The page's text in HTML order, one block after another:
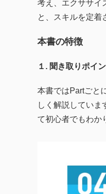
考え、エクササイ
と、スキルを定着
本書の特徴
１. 聞き取りポイ
本書ではPartごと
しく解説してい
て初心者でもわか